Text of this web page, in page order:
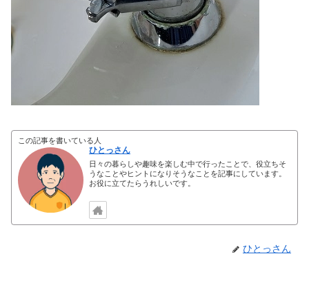
この記事を書いている人
ひとっさん
日々の暮らしや趣味を楽しむ中で行ったことで、役立ちそ
うなことやヒントになりそうなことを記事にしています。
お役に立てたらうれしいです。
ひとっさん